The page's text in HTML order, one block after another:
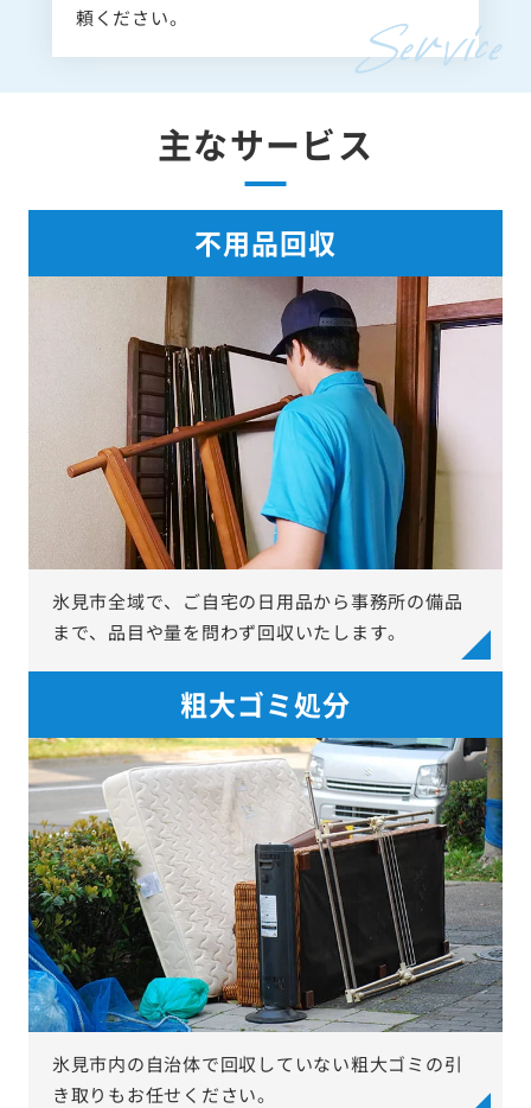
頼ください。
主なサービス
不用品回収
氷見市全域で、ご自宅の日用品から事務所の備品
まで、品目や量を問わず回収いたします。
粗大ゴミ処分
氷見市内の自治体で回収していない粗大ゴミの引
き取りもお任せください。